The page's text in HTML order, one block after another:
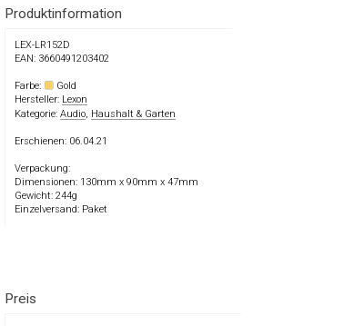
Produktinformation
LEX-LR152D
EAN: 3660491203402
Farbe:
Gold
Hersteller: Lexon
Kategorie: Audio, Haushalt & Garten
Erschienen: 06.04.21
Verpackung:
Dimensionen: 130mm x 90mm x 47mm
Gewicht: 244g
Einzelversand: Paket
Preis